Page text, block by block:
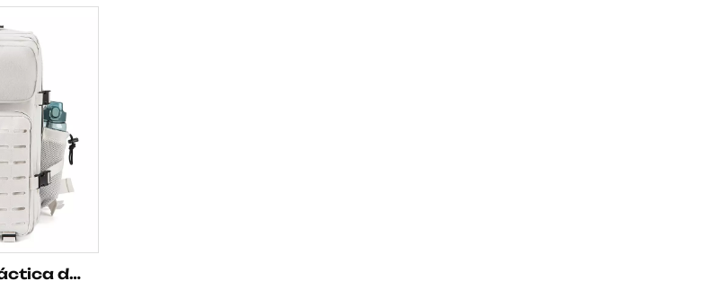
Bolsa térmica táctica de 45 l para preparar comidas para la salud y el fitness